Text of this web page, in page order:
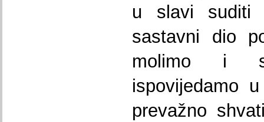
u slavi suditi
sastavni dio
molimo i s
ispovijedamo
prevažno